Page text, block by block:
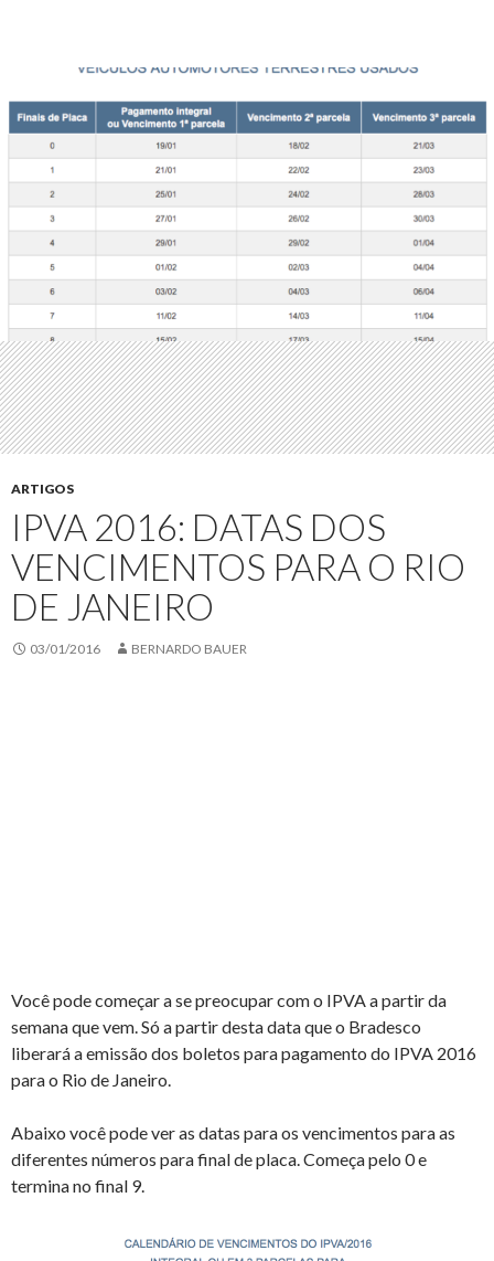
ARTIGOS
IPVA 2016: DATAS DOS
VENCIMENTOS PARA O RIO
DE JANEIRO
03/01/2016 BERNARDO BAUER
Você pode começar a se preocupar com o IPVA a partir da
semana que vem. Só a partir desta data que o Bradesco
liberará a emissão dos boletos para pagamento do IPVA 2016
para o Rio de Janeiro.
Abaixo você pode ver as datas para os vencimentos para as
diferentes números para final de placa. Começa pelo 0 e
termina no final 9.